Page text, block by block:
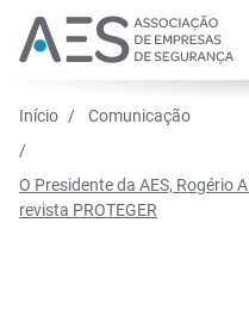
Início Comunicação
O Presidente da AES, Rogério
revista PROTEGER